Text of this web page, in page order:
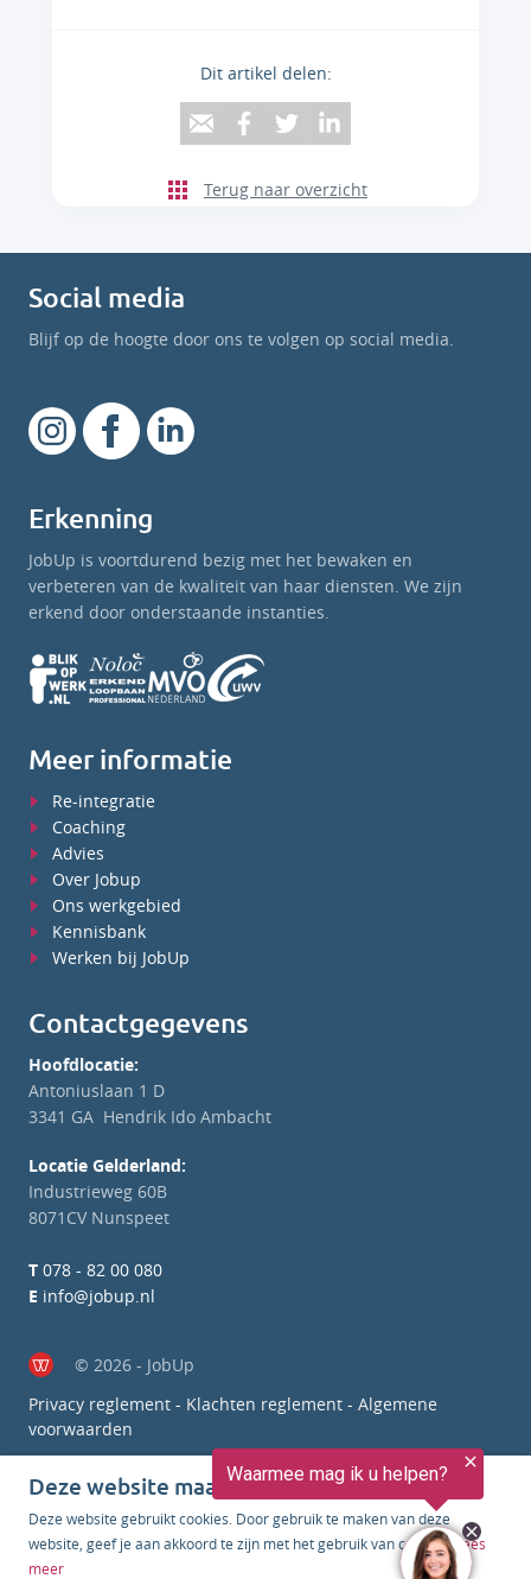
Dit artikel delen:
Terug naar overzicht
Social media
Blijf op de hoogte door ons te volgen op social media.
Erkenning
JobUp is voortdurend bezig met het bewaken en
verbeteren van de kwaliteit van haar diensten. We zijn
erkend door onderstaande instanties.
Meer informatie
Re-integratie
Coaching
Advies
Over Jobup
Ons werkgebied
Kennisbank
Werken bij JobUp
Contactgegevens
Hoofdlocatie:
Antoniuslaan 1 D
3341 GA Hendrik Ido Ambacht
Locatie Gelderland:
Industrieweg 60B
8071CV Nunspeet
T 078 - 82 00 080
E info@jobup.nl
© 2026 - JobUp
Privacy reglement - Klachten reglement - Algemene
voorwaarden
Deze website maakt gebruik van cookies
Deze website gebruikt cookies. Door gebruik te maken van deze
website, geef je aan akkoord te zijn met het gebruik van cookies. Lees
meer